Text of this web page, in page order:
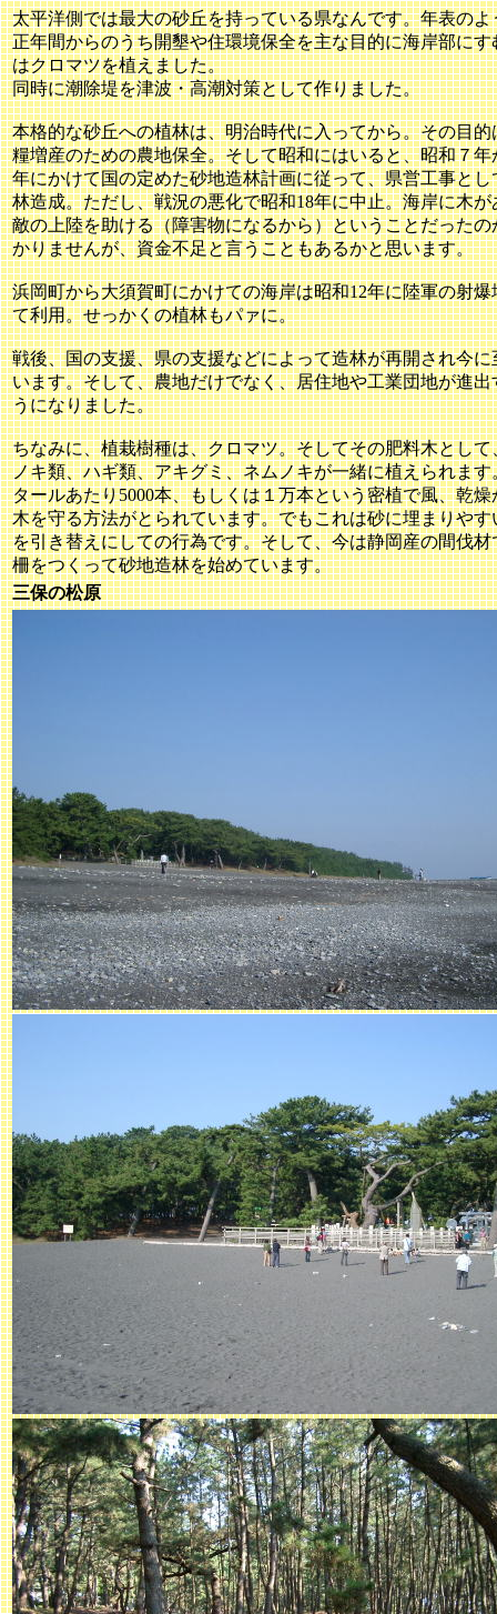
太平洋側では最大の砂丘を持っている県なんです。年表のよ
正年間からのうち開墾や住環境保全を主な目的に海岸部にす
はクロマツを植えました。
同時に潮除堤を津波・高潮対策として作りました。
本格的な砂丘への植林は、明治時代に入ってから。その目的
糧増産のための農地保全。そして昭和にはいると、昭和７年
年にかけて国の定めた砂地造林計画に従って、県営工事とし
林造成。ただし、戦況の悪化で昭和18年に中止。海岸に木が
敵の上陸を助ける（障害物になるから）ということだったの
かりませんが、資金不足と言うこともあるかと思います。
浜岡町から大須賀町にかけての海岸は昭和12年に陸軍の射爆
て利用。せっかくの植林もパァに。
戦後、国の支援、県の支援などによって造林が再開され今に
います。そして、農地だけでなく、居住地や工業団地が進出
うになりました。
ちなみに、植栽樹種は、クロマツ。そしてその肥料木として
ノキ類、ハギ類、アキグミ、ネムノキが一緒に植えられます
タールあたり5000本、もしくは１万本という密植で風、乾燥
木を守る方法がとられています。でもこれは砂に埋まりやす
を引き替えにしての行為です。そして、今は静岡産の間伐材
柵をつくって砂地造林を始めています。
三保の松原